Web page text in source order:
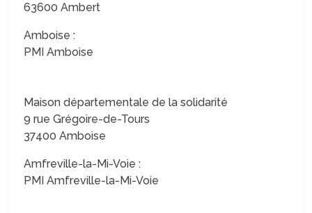
63600 Ambert
Amboise :
PMI Amboise
Maison départementale de la solidarité
9 rue Grégoire-de-Tours
37400 Amboise
Amfreville-la-Mi-Voie :
PMI Amfreville-la-Mi-Voie